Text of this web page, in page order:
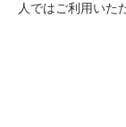
人ではご利用いた